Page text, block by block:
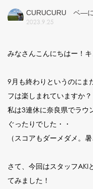
CURUCURU ベ―
2023.9.25
みなさんこんにちはー！
9月も終わりというのにま
フは楽しまれていますか？
私は3連休に奈良県でラウ
ぐったりでした・・
（スコアもダーメダメ。
さて、今回はスタッフAKI
てみました！